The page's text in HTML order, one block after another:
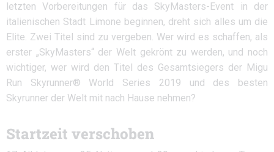
letzten Vorbereitungen für das SkyMasters-Event in der
italienischen Stadt Limone beginnen, dreht sich alles um die
Elite. Zwei Titel sind zu vergeben. Wer wird es schaffen, als
erster „SkyMasters“ der Welt gekrönt zu werden, und noch
wichtiger, wer wird den Titel des Gesamtsiegers der Migu
Run Skyrunner® World Series 2019 und des besten
Skyrunner der Welt mit nach Hause nehmen?
Startzeit verschoben